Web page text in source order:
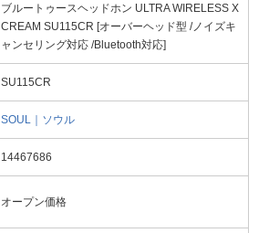
ブルートゥースヘッドホン ULTRA WIRELESS X
CREAM SU115CR [オーバーヘッド型 /ノイズキ
ャンセリング対応 /Bluetooth対応]
SU115CR
SOUL｜ソウル
14467686
オープン価格